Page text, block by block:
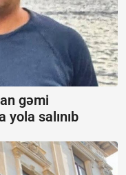
gəmi
yola salınıb